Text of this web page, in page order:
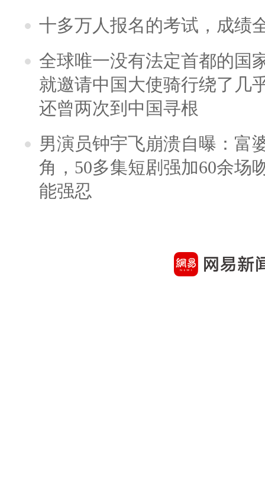
十多万人报名的考试，成绩
全球唯一没有法定首都的国
就邀请中国大使骑行绕了几
还曾两次到中国寻根
男演员钟宇飞崩溃自曝：富
角，50多集短剧强加60余场
能强忍